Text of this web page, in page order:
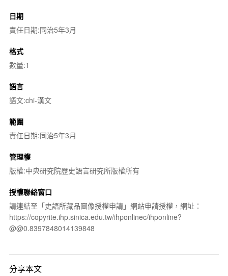
日期
責任日期:同治5年3月
格式
數量:1
語言
語文:chi-漢文
範圍
責任日期:同治5年3月
管理權
版權:中央研究院歷史語言研究所版權所有
授權聯絡窗口
請連結至「史語所藏品圖像授權申請」網站申請授權，網址：
https://copyrite.ihp.sinica.edu.tw/ihponlinec/ihponline?
@@0.8397848014139848
分享本文